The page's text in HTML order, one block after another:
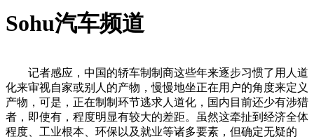
Sohu汽车频道
记者感应，中国的轿车制制商这些年来逐步习惯了用人道
化来审视自家或别人的产物，慢慢地坐正在用户的角度来定义
产物，可是，正在制制环节逃求人道化，国内目前还少有涉猎
者，即使有，程度明显有较大的差距。虽然这牵扯到经济全体
程度、工业根本、环保以及就业等诸多要素，但确定无疑的